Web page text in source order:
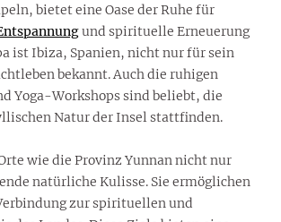
bietet eine Oase der Ruhe für
und spirituelle Erneuerung
ist Ibiza, Spanien, nicht nur für sein
bekannt. Auch die ruhigen
Yoga-Workshops sind beliebt, die
Natur der Insel stattfinden.
wie die Provinz Yunnan nicht nur
natürliche Kulisse. Sie ermöglichen
zur spirituellen und